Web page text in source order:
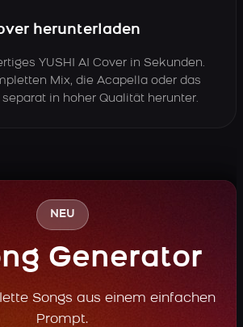
herunterladen
YUSHI AI Cover in Sekunden.
Mix, die Acapella oder das
in hoher Qualität herunter.
NEU
Generator
Songs aus einem einfachen
Prompt.